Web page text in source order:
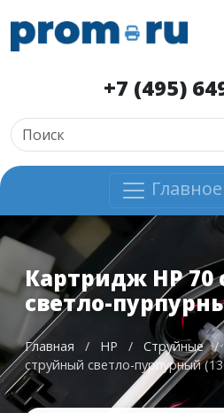
+7 (495)
Картридж HP 70
светло-
Главная / HP / Струйные /
струйный светло-пурпурный